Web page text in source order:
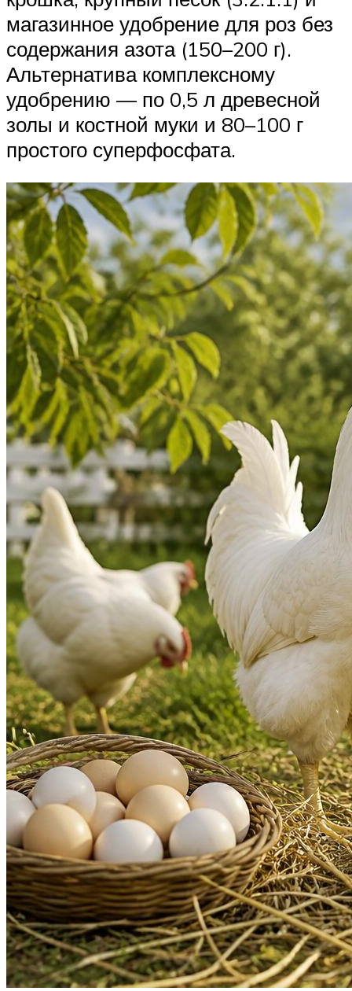
магазинное удобрение для роз без
содержания азота (150–200 г).
Альтернатива комплексному
удобрению — по 0,5 л древесной
золы и костной муки и 80–100 г
простого суперфосфата.